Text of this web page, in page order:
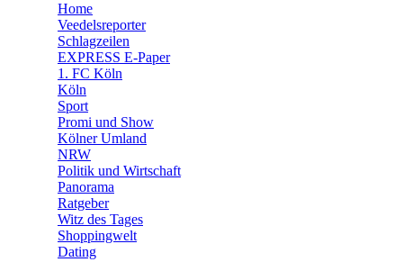
🛒 Shoppingwelt
Home
Veedelsreporter
Schlagzeilen
EXPRESS E-Paper
1. FC Köln
Köln
Sport
Promi und Show
Kölner Umland
NRW
Politik und Wirtschaft
Panorama
Ratgeber
Witz des Tages
Shoppingwelt
Dating